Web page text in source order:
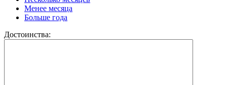
Менее месяца
Больше года
Достоинства: